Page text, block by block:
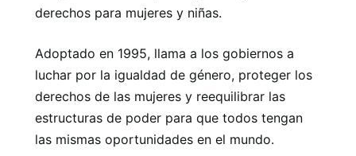
derechos para mujeres y niñas.
Adoptado en 1995, llama a los gobiernos a
luchar por la igualdad de género, proteger los
derechos de las mujeres y reequilibrar las
estructuras de poder para que todos tengan
las mismas oportunidades en el mundo.